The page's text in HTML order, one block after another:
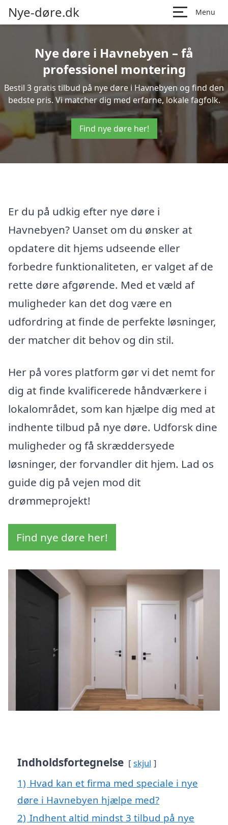
Nye-døre.dk Menu
Nye døre i Havnebyen – få
professionel montering
Bestil 3 gratis tilbud på nye døre i Havnebyen og find den
bedste pris. Vi matcher dig med erfarne, lokale fagfolk.
Find nye døre her!
Er du på udkig efter nye døre i
Havnebyen? Uanset om du ønsker at
opdatere dit hjems udseende eller
forbedre funktionaliteten, er valget af de
rette døre afgørende. Med et væld af
muligheder kan det dog være en
udfordring at finde de perfekte løsninger,
der matcher dit behov og din stil.
Her på vores platform gør vi det nemt for
dig at finde kvalificerede håndværkere i
lokalområdet, som kan hjælpe dig med at
indhente tilbud på nye døre. Udforsk dine
muligheder og få skræddersyede
løsninger, der forvandler dit hjem. Lad os
guide dig på vejen mod dit
drømmeprojekt!
Find nye døre her!
Indholdsfortegnelse skjul
1) Hvad kan et firma med speciale i nye
døre i Havnebyen hjælpe med?
2) Indhent altid mindst 3 tilbud på nye